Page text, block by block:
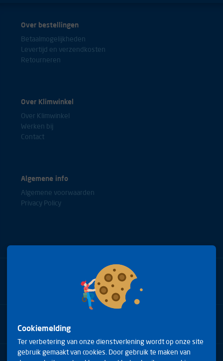
Over bestellingen
Betaalmogelijkheden
Levertijd en verzendkosten
Retourneren
Over Klimwinkel
Over Klimwinkel
Werken bij
Contact
Algemene info
Algemene voorwaarden
Privacy Policy
Bel met onze experts
+31(0)85 0653688
Arduinstraat 20
Cookiemelding
Ter verbetering van onze dienstverlening wordt op onze site
gebruik gemaakt van cookies. Door gebruik te maken van